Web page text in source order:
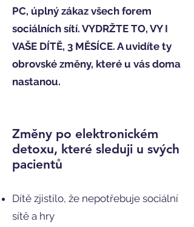
PC, úplný zákaz všech forem
sociálních sítí. VYDRŽTE TO, VY I
VAŠE DÍTĚ, 3 MĚSÍCE. A uvidíte ty
obrovské změny, které u vás doma
nastanou.
Změny po elektronickém
detoxu, které sleduji u svých
pacientů
Dítě zjistilo, že nepotřebuje sociální
sítě a hry